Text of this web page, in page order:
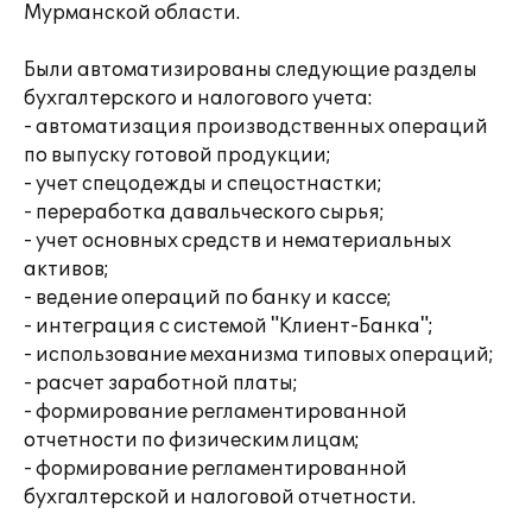
Мурманской области.
Были автоматизированы следующие разделы
бухгалтерского и налогового учета:
- автоматизация производственных операций
по выпуску готовой продукции;
- учет спецодежды и спецостнастки;
- переработка давальческого сырья;
- учет основных средств и нематериальных
активов;
- ведение операций по банку и кассе;
- интеграция с системой "Клиент-Банка";
- использование механизма типовых операций;
- расчет заработной платы;
- формирование регламентированной
отчетности по физическим лицам;
- формирование регламентированной
бухгалтерской и налоговой отчетности.